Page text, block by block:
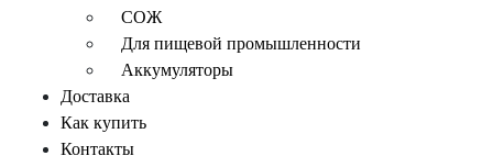
СОЖ
Для пищевой промышленности
Аккумуляторы
Доставка
Как купить
Контакты